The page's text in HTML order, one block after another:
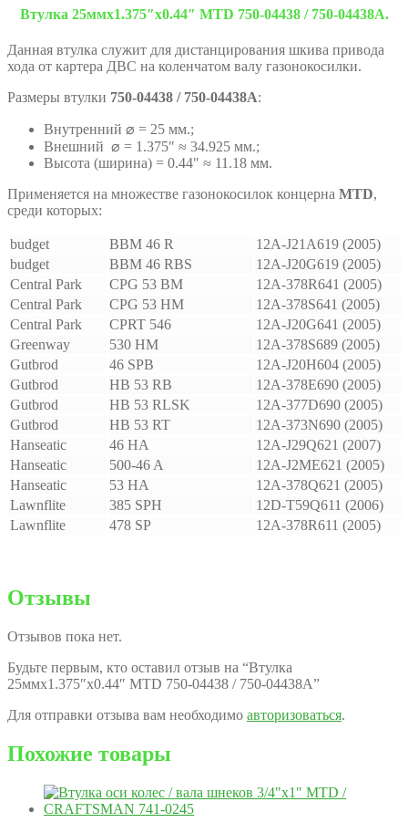
Втулка 25ммx1.375″x0.44″ MTD 750-04438 / 750-04438A.
Данная втулка служит для дистанцирования шкива привода
хода от картера ДВС на коленчатом валу газонокосилки.
Размеры втулки 750-04438 / 750-04438A:
Внутренний ⌀ = 25 мм.;
Внешний ⌀ = 1.375″ ≈ 34.925 мм.;
Высота (ширина) = 0.44″ ≈ 11.18 мм.
Применяется на множестве газонокосилок концерна MTD,
среди которых:
budget BBM 46 R
12A-J21A619 (2005)
budget
BBM 46 RBS
12A-J20G619 (2005)
Central Park
CPG 53 BM
12A-378R641 (2005)
Central Park
CPG 53 HM
12A-378S641 (2005)
Central Park
CPRT 546
12A-J20G641 (2005)
Greenway
530 HM
12A-378S689 (2005)
Gutbrod
46 SPB
12A-J20H604 (2005)
Gutbrod
HB 53 RB
12A-378E690 (2005)
Gutbrod
HB 53 RLSK
12A-377D690 (2005)
Gutbrod
HB 53 RT
12A-373N690 (2005)
Hanseatic
46 HA
12A-J29Q621 (2007)
Hanseatic
500-46 A
12A-J2ME621 (2005)
Hanseatic
53 HA
12A-378Q621 (2005)
Lawnflite
385 SPH
12D-T59Q611 (2006)
Lawnflite
478 SP 12A-378R611 (2005)
Отзывы
Отзывов пока нет.
Будьте первым, кто оставил отзыв на “Втулка
25ммx1.375″x0.44″ MTD 750-04438 / 750-04438A”
Для отправки отзыва вам необходимо авторизоваться.
Похожие товары